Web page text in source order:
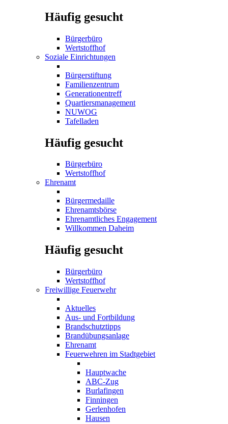
Häufig gesucht
Bürgerbüro
Wertstoffhof
Soziale Einrichtungen
Bürgerstiftung
Familienzentrum
Generationentreff
Quartiersmanagement
NUWOG
Tafelladen
Häufig gesucht
Bürgerbüro
Wertstoffhof
Ehrenamt
Bürgermedaille
Ehrenamtsbörse
Ehrenamtliches Engagement
Willkommen Daheim
Häufig gesucht
Bürgerbüro
Wertstoffhof
Freiwillige Feuerwehr
Aktuelles
Aus- und Fortbildung
Brandschutztipps
Brandübungsanlage
Ehrenamt
Feuerwehren im Stadtgebiet
Hauptwache
ABC-Zug
Burlafingen
Finningen
Gerlenhofen
Hausen